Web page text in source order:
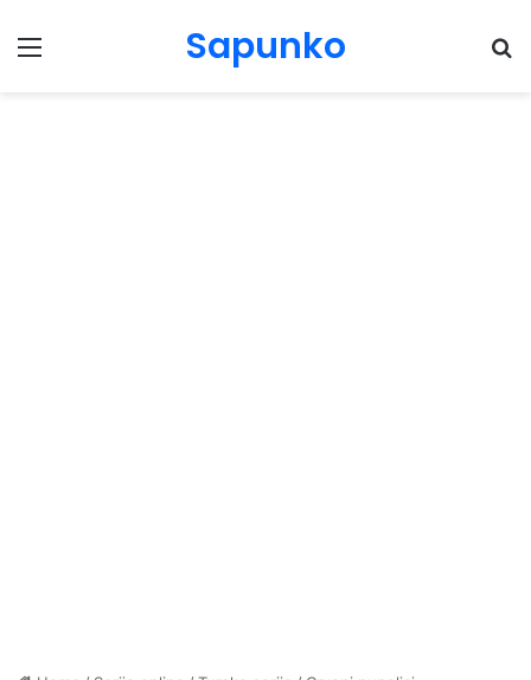
Menu Sapunko